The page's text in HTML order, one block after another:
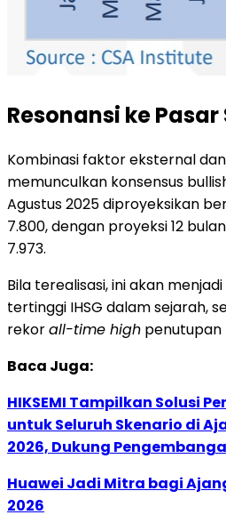
Resonansi ke
Kombinasi faktor eksternal
memunculkan konsensus
Agustus 2025 diproyeksikan
7.800, dengan proyeksi 12
7.973.
Bila terealisasi, ini akan
tertinggi IHSG dalam sejarah,
rekorall-time high penutupan
Baca Juga:
HIKSEMI Tampilkan Solusi
untuk Seluruh Skenario di
2026, Dukung
Huawei Jadi Mitra bagi Ajang
2026